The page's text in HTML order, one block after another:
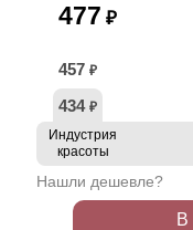
477 ₽
457 ₽
434 ₽
Индустрия
красоты
Нашли дешевле?
В